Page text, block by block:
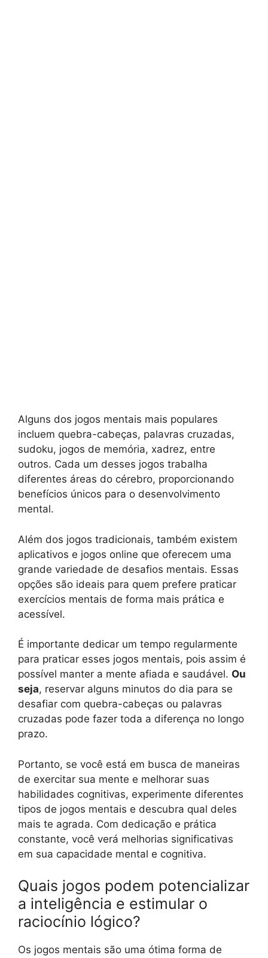
Alguns dos jogos mentais mais populares
incluem quebra-cabeças, palavras cruzadas,
sudoku, jogos de memória, xadrez, entre
outros. Cada um desses jogos trabalha
diferentes áreas do cérebro, proporcionando
benefícios únicos para o desenvolvimento
mental.
Além dos jogos tradicionais, também existem
aplicativos e jogos online que oferecem uma
grande variedade de desafios mentais. Essas
opções são ideais para quem prefere praticar
exercícios mentais de forma mais prática e
acessível.
É importante dedicar um tempo regularmente
para praticar esses jogos mentais, pois assim é
possível manter a mente afiada e saudável. Ou
seja, reservar alguns minutos do dia para se
desafiar com quebra-cabeças ou palavras
cruzadas pode fazer toda a diferença no longo
prazo.
Portanto, se você está em busca de maneiras
de exercitar sua mente e melhorar suas
habilidades cognitivas, experimente diferentes
tipos de jogos mentais e descubra qual deles
mais te agrada. Com dedicação e prática
constante, você verá melhorias significativas
em sua capacidade mental e cognitiva.
Quais jogos podem potencializar
a inteligência e estimular o
raciocínio lógico?
Os jogos mentais são uma ótima forma de